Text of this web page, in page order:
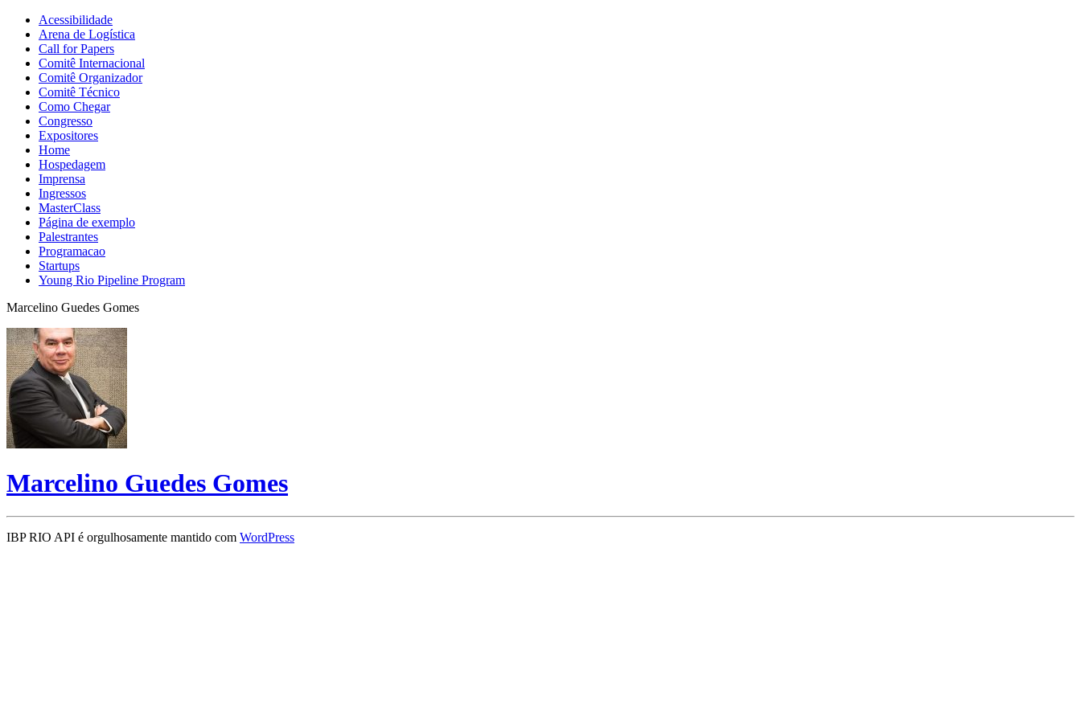
Acessibilidade
Arena de Logística
Call for Papers
Comitê Internacional
Comitê Organizador
Comitê Técnico
Como Chegar
Congresso
Expositores
Home
Hospedagem
Imprensa
Ingressos
MasterClass
Página de exemplo
Palestrantes
Programacao
Startups
Young Rio Pipeline Program
Marcelino Guedes Gomes
Marcelino Guedes Gomes
IBP RIO API é orgulhosamente mantido com WordPress